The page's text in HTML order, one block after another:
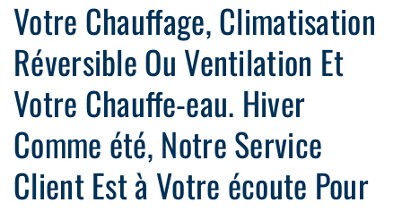
Votre Chauffage, Climatisation
Réversible Ou Ventilation Et
Votre Chauffe-eau. Hiver
Comme été, Notre Service
Client Est à Votre écoute Pour